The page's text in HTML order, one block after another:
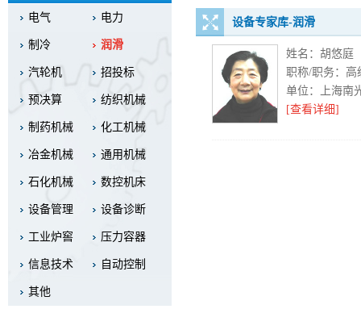
电气 电力
制冷 润滑
汽轮机 招投标
预决算 纺织机械
制药机械 化工机械
冶金机械 通用机械
石化机械 数控机床
设备管理 设备诊断
工业炉窖 压力容器
信息技术 自动控制
其他
设备专家库-润滑
姓名： 胡悠庭
职称/职务： 高
单位：
上海南
[查看详细]